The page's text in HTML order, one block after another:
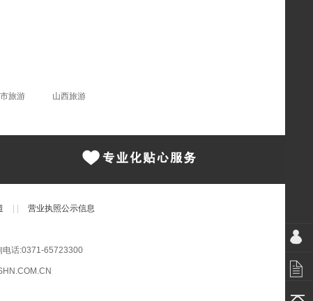
旅游
山西旅游
营业执照公示信息
电话:0371-65723300